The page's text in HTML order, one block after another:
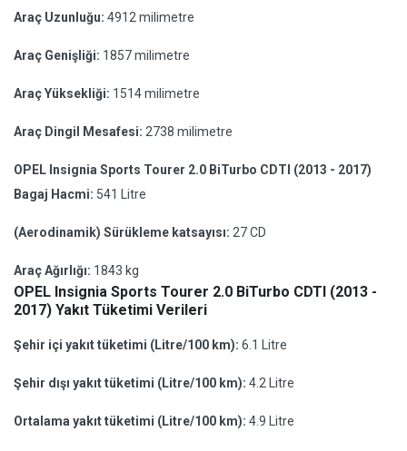
Araç Uzunluğu: 4912 milimetre
Araç Genişliği: 1857 milimetre
Araç Yüksekliği: 1514 milimetre
Araç Dingil Mesafesi: 2738 milimetre
OPEL Insignia Sports Tourer 2.0 BiTurbo CDTI (2013 - 2017)
Bagaj Hacmi: 541 Litre
(Aerodinamik) Sürükleme katsayısı: 27 CD
Araç Ağırlığı: 1843 kg
OPEL Insignia Sports Tourer 2.0 BiTurbo CDTI (2013 -
2017) Yakıt Tüketimi Verileri
Şehir içi yakıt tüketimi (Litre/100 km): 6.1 Litre
Şehir dışı yakıt tüketimi (Litre/100 km): 4.2 Litre
Ortalama yakıt tüketimi (Litre/100 km): 4.9 Litre